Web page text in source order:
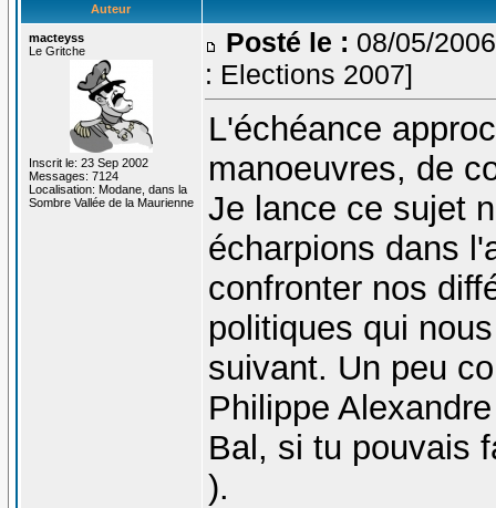
Auteur
macteyss
Le Gritche
Inscrit le: 23 Sep 2002
Messages: 7124
Localisation: Modane, dans la
Sombre Vallée de la Maurienne
Posté le : 08/05/
: Elections 2007]
L'échéance
manoeuvres, de
Je lance ce sujet
écharpions dans
confronter nos
politiques qui
suivant. Un peu
Philippe
Bal, si tu pouvais
).